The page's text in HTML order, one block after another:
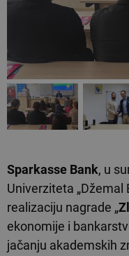
Sparkasse Bank, u
Univerziteta „Džemal
realizaciju nagrade „
ekonomije i
jačanju akademskih